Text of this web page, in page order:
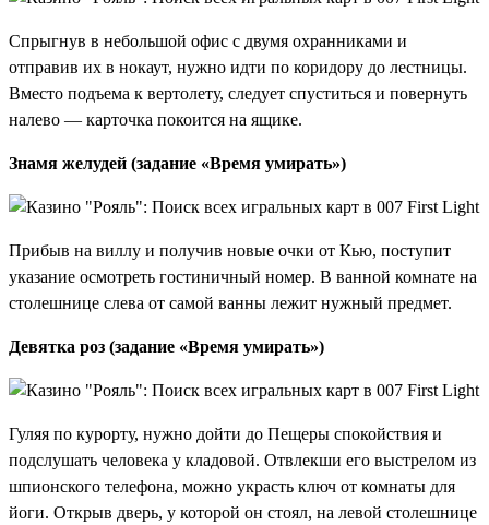
Спрыгнув в небольшой офис с двумя охранниками и
отправив их в нокаут, нужно идти по коридору до лестницы.
Вместо подъема к вертолету, следует спуститься и повернуть
налево — карточка покоится на ящике.
Знамя желудей (задание «Время умирать»)
Прибыв на виллу и получив новые очки от Кью, поступит
указание осмотреть гостиничный номер. В ванной комнате на
столешнице слева от самой ванны лежит нужный предмет.
Девятка роз (задание «Время умирать»)
Гуляя по курорту, нужно дойти до Пещеры спокойствия и
подслушать человека у кладовой. Отвлекши его выстрелом из
шпионского телефона, можно украсть ключ от комнаты для
йоги. Открыв дверь, у которой он стоял, на левой столешнице